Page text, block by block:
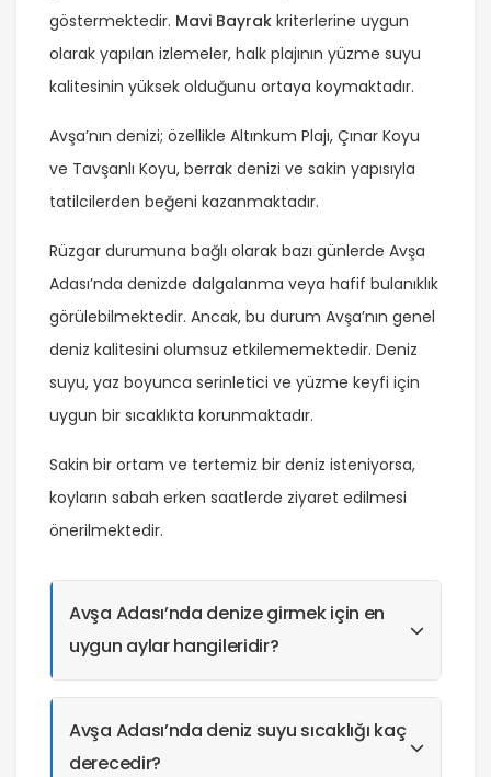
göstermektedir. Mavi Bayrak kriterlerine uygun
olarak yapılan izlemeler, halk plajının yüzme suyu
kalitesinin yüksek olduğunu ortaya koymaktadır.
Avşa’nın denizi; özellikle Altınkum Plajı, Çınar Koyu
ve Tavşanlı Koyu, berrak denizi ve sakin yapısıyla
tatilcilerden beğeni kazanmaktadır.
Rüzgar durumuna bağlı olarak bazı günlerde Avşa
Adası’nda denizde dalgalanma veya hafif bulanıklık
görülebilmektedir. Ancak, bu durum Avşa’nın genel
deniz kalitesini olumsuz etkilememektedir. Deniz
suyu, yaz boyunca serinletici ve yüzme keyfi için
uygun bir sıcaklıkta korunmaktadır.
Sakin bir ortam ve tertemiz bir deniz isteniyorsa,
koyların sabah erken saatlerde ziyaret edilmesi
önerilmektedir.
Avşa Adası’nda denize girmek için en
uygun aylar hangileridir?
Avşa Adası’nda deniz suyu sıcaklığı kaç
derecedir?